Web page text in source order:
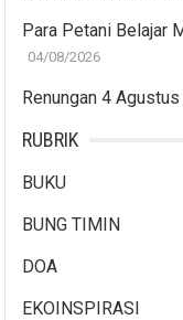
Para Petani Belajar
04/08/2026
Renungan 4
RUBRIK
BUKU
BUNG TIMIN
DOA
EKOINSPIRASI